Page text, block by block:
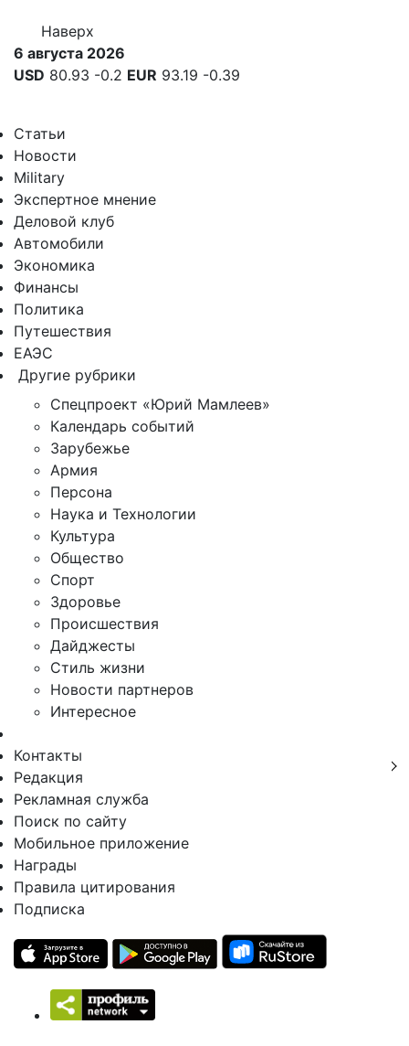
Наверх
6 августа 2026
USD 80.93 -0.2 EUR 93.19 -0.39
Статьи
Новости
Military
Экспертное мнение
Деловой клуб
Автомобили
Экономика
Финансы
Политика
Путешествия
ЕАЭС
Другие рубрики
Спецпроект «Юрий Мамлеев»
Календарь событий
Зарубежье
Армия
Персона
Наука и Технологии
Культура
Общество
Спорт
Здоровье
Происшествия
Дайджесты
Стиль жизни
Новости партнеров
Интересное
Контакты
Редакция
Рекламная служба
Поиск по сайту
Мобильное приложение
Награды
Правила цитирования
Подписка